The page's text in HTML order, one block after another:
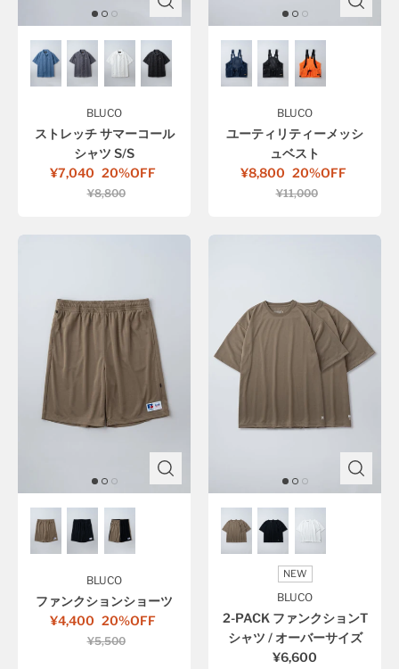
BLUCO
ストレッチ サマーコール
シャツ S/S
¥7,040 20%OFF
¥8,800
BLUCO
ユーティリティーメッシ
ュベスト
¥8,800 20%OFF
¥11,000
BLUCO
ファンクションショーツ
¥4,400 20%OFF
¥5,500
NEW
BLUCO
2-PACK ファンクションT
シャツ / オーバーサイズ
¥6,600